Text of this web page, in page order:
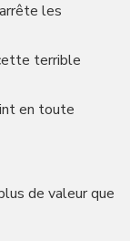
les
terrible
en toute
de valeur que